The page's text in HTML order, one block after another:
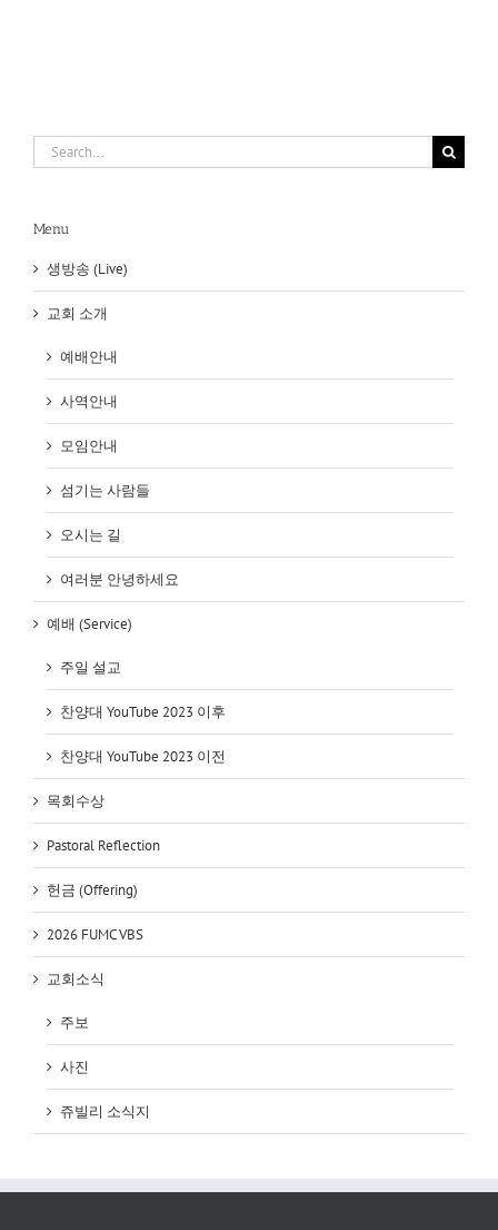
Search
for:
Menu
생방송 (Live)
교회 소개
예배안내
사역안내
모임안내
섬기는 사람들
오시는 길
여러분 안녕하세요
예배 (Service)
주일 설교
찬양대 YouTube 2023 이후
찬양대 YouTube 2023 이전
목회수상
Pastoral Reflection
헌금 (Offering)
2026 FUMC VBS
교회소식
주보
사진
쥬빌리 소식지